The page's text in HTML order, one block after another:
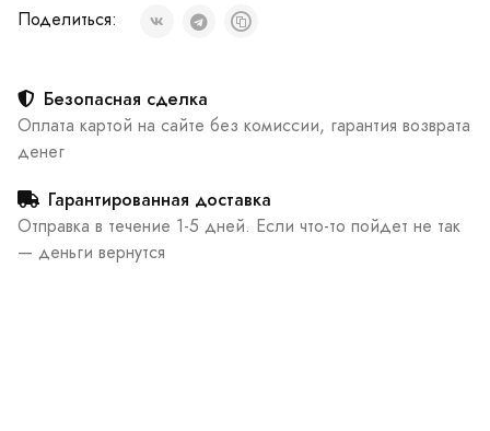
Поделиться:
Безопасная сделка
Оплата картой на сайте без комиссии, гарантия возврата
денег
Гарантированная доставка
Отправка в течение 1-5 дней. Если что-то пойдет не так
— деньги вернутся